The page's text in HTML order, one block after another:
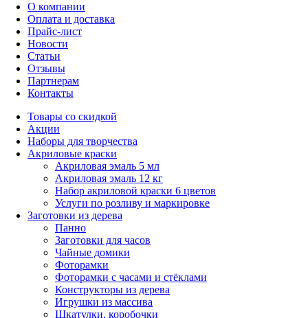
О компании
Оплата и доставка
Прайс-лист
Новости
Статьи
Отзывы
Партнерам
Контакты
Товары со скидкой
Акции
Наборы для творчества
Акриловые краски
Акриловая эмаль 5 мл
Акриловая эмаль 12 кг
Набор акриловой краски 6 цветов
Услуги по розливу и маркировке
Заготовки из дерева
Панно
Заготовки для часов
Чайные домики
Фоторамки
Фоторамки с часами и стёклами
Конструкторы из дерева
Игрушки из массива
Шкатулки, коробочки